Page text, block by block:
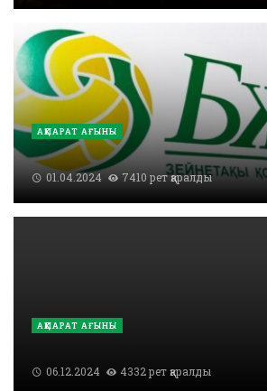
АҚПАРАТ АҒЫНЫ
01.04.2024 7410 рет қаралды
АҚПАРАТ АҒЫНЫ
06.12.2024 4332 рет қаралды